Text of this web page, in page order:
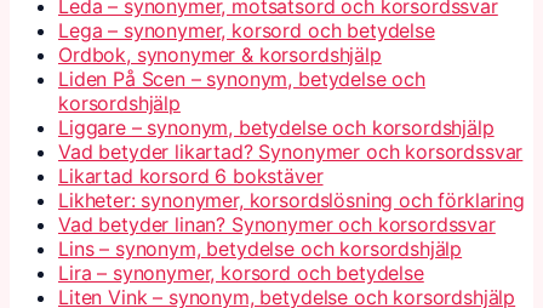
Leda – synonymer, motsatsord och korsordssvar
Lega – synonymer, korsord och betydelse
Ordbok, synonymer & korsordshjälp
Liden På Scen – synonym, betydelse och
korsordshjälp
Liggare – synonym, betydelse och korsordshjälp
Vad betyder likartad? Synonymer och korsordssvar
Likartad korsord 6 bokstäver
Likheter: synonymer, korsordslösning och förklaring
Vad betyder linan? Synonymer och korsordssvar
Lins – synonym, betydelse och korsordshjälp
Lira – synonymer, korsord och betydelse
Liten Vink – synonym, betydelse och korsordshjälp